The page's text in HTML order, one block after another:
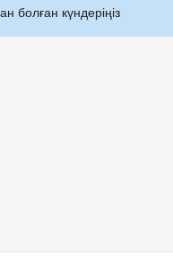
болған күндеріңіз